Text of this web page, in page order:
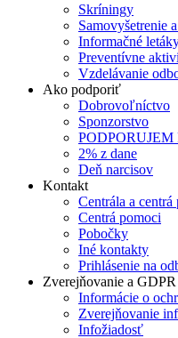
Skríningy
Samovyšetrenie
Informačné
Preventívne
Vzdelávanie
Ako podporiť
Dobrovoľníctvo
Sponzorstvo
2% z dane
Deň narcisov
Kontakt
Centrála a centrá
Centrá pomoci
Pobočky
Iné kontakty
Prihlásenie na
Zverejňovanie a GDPR
Informácie o
Zverejňovanie
Infožiadosť